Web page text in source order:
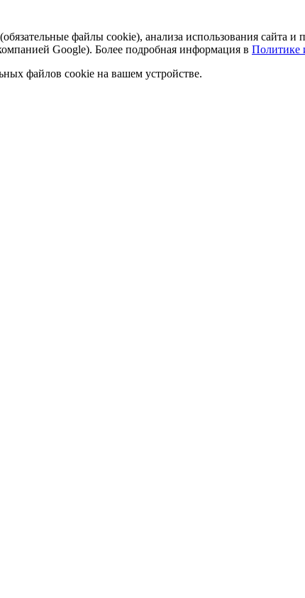
файлы cookie), анализа использования
Google). Более подробная информация в Политике
файлов cookie на вашем устройстве.